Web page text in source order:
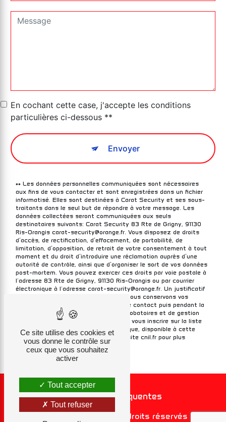
En cochant cette case, j'accepte les conditions
particulières ci-dessous **
Envoyer
** Les données personnelles communiquées sont nécessaires
aux fins de vous contacter et sont enregistrées dans un fichier
informatisé. Elles sont destinées à Carat Security et ses sous-
traitants dans le seul but de répondre à votre message. Les
données collectées seront communiquées aux seuls
destinataires suivants: Carat Security 83 Rte de Grigny, 91130
Ris-Orangis carat-security@orange.fr. Vous disposez de droits
d’accès, de rectification, d’effacement, de portabilité, de
limitation, d’opposition, de retrait de votre consentement à tout
moment et du droit d’introduire une réclamation auprès d’une
autorité de contrôle, ainsi que d’organiser le sort de vos données
post-mortem. Vous pouvez exercer ces droits par voie postale à
l'adresse 83 Rte de Grigny, 91130 Ris-Orangis ou par courrier
électronique à l'adresse carat-security@orange.fr. Un justificatif
d'identité pourra vous être demandé. Nous conservons vos
données pendant la période de prise de contact puis pendant la
durée de prescription légale aux fins probatoires et de gestion
des contentieux. Vous avez le droit de vous inscrire sur la liste
d'opposition au démarchage téléphonique, disponible à cette
adresse:Bloctel.gouv.fr. Consultez le site cnil.fr pour plus
d’informations sur vos droits.
Recherches fréquentes
- 2026 - Tous droits réservés -
Ce site utilise des cookies et
vous donne le contrôle sur
ceux que vous souhaitez
activer
Tout accepter
Tout refuser